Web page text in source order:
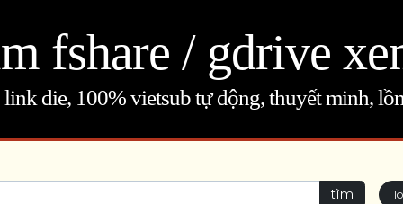
fshare / gdrive
die, 100% vietsub tự động, thuyết minh,
tìm